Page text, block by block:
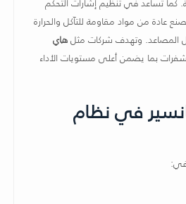
عادة من مواد مقاومة للتآكل والحرارة
المصاعد. وتهدف شركات مثلهاي
بما يضمن أعلى مستويات الأداء
في نظام
في: